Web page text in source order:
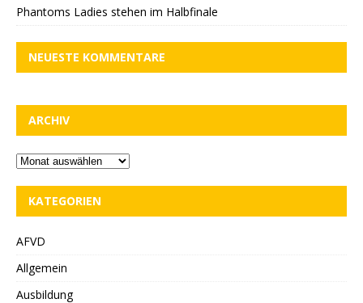
Phantoms Ladies stehen im Halbfinale
NEUESTE KOMMENTARE
ARCHIV
KATEGORIEN
AFVD
Allgemein
Ausbildung